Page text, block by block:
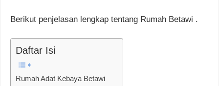
Berikut penjelasan lengkap tentang Rumah Betawi .
Daftar Isi
Rumah Adat Kebaya Betawi